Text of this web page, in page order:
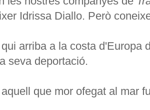
Idrissa Diallo. Però
arriba a la costa d'Europa
seva deportació.
que mor ofegat al mar